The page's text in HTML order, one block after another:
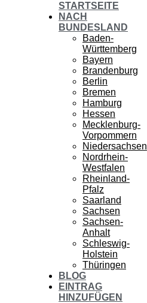
STARTSEITE
NACH
BUNDESLAND
Baden-
Württemberg
Bayern
Brandenburg
Berlin
Bremen
Hamburg
Hessen
Mecklenburg-
Vorpommern
Niedersachsen
Nordrhein-
Westfalen
Rheinland-
Pfalz
Saarland
Sachsen
Sachsen-
Anhalt
Schleswig-
Holstein
Thüringen
BLOG
EINTRAG
HINZUFÜGEN